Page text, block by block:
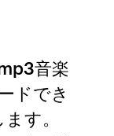
音楽
ドでき
す。